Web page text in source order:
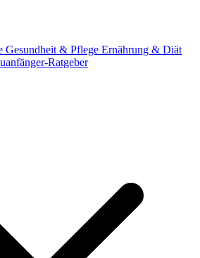
Gesundheit & Pflege Ernährung & Diät
Ratgeber